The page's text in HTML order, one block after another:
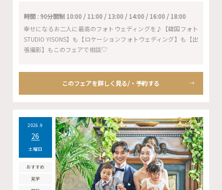
時間 : 90分間制 10:00 / 11:00 / 13:00 / 14:00 / 16:00 / 18:00
幸せになるお二人に最高のフォトウェディングを♪【韓国フォト
STUDIO YISONS】も【ロケーションフォトウェディング】も【出
張撮影】もこのフェアで相談♡
このフェアを詳しく見る/・予約する
2026.9
26
土曜日
おすすめ
見学